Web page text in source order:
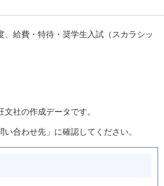
、給費・特待・奨学生入試（スカラシッ
社の作成データです。
合わせ先」に確認してください。